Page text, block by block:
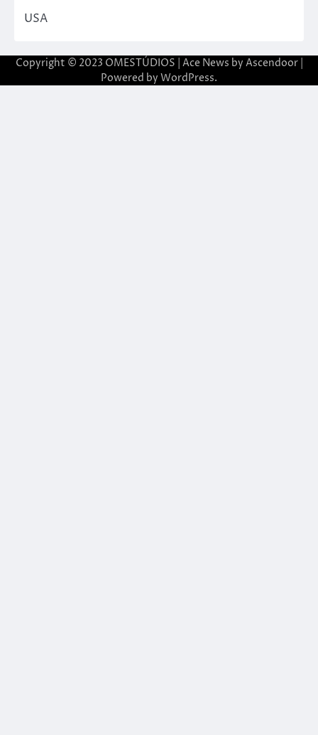
USA
Copyright © 2023 OMESTÚDIOS | Ace News by Ascendoor|
Powered by WordPress.